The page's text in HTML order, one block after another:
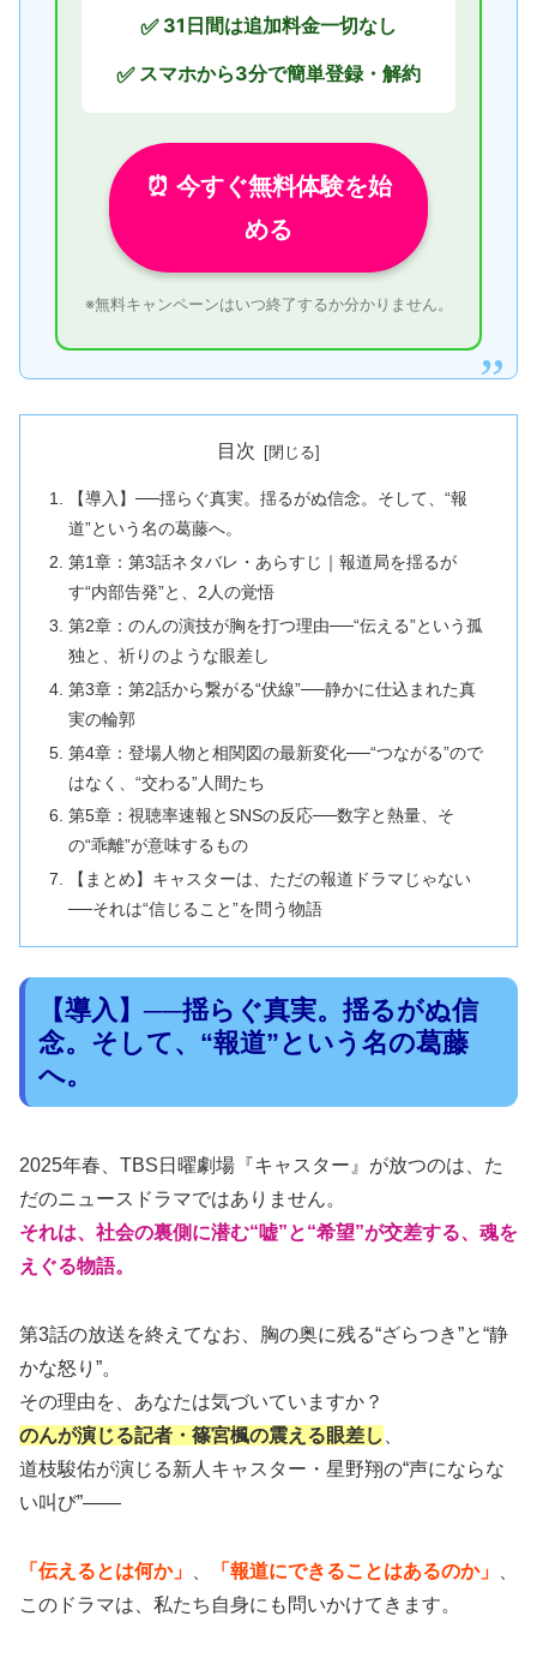
✅31日間は追加料金一切なし
✅スマホから3分で簡単登録・解約
⏰ 今すぐ無料体験を始
める
※無料キャンペーンはいつ終了するか分かりません。
目次
【導入】──揺らぐ真実。揺るがぬ信念。そして、“報
道”という名の葛藤へ。
第1章：第3話ネタバレ・あらすじ｜報道局を揺るが
す“内部告発”と、2人の覚悟
第2章：のんの演技が胸を打つ理由──“伝える”という孤
独と、祈りのような眼差し
第3章：第2話から繋がる“伏線”──静かに仕込まれた真
実の輪郭
第4章：登場人物と相関図の最新変化──“つながる”ので
はなく、“交わる”人間たち
第5章：視聴率速報とSNSの反応──数字と熱量、そ
の“乖離”が意味するもの
【まとめ】キャスターは、ただの報道ドラマじゃない
──それは“信じること”を問う物語
【導入】──揺らぐ真実。揺るがぬ信
念。そして、“報道”という名の葛藤
へ。
2025年春、TBS日曜劇場『キャスター』が放つのは、た
だのニュースドラマではありません。
それは、社会の裏側に潜む“嘘”と“希望”が交差する、魂を
えぐる物語。
第3話の放送を終えてなお、胸の奥に残る“ざらつき”と“静
かな怒り”。
その理由を、あなたは気づいていますか？
のんが演じる記者・篠宮楓の震える眼差し
道枝駿佑が演じる新人キャスター・星野翔の“声にならな
い叫び”——
「伝えるとは何か」 「報道にできることはあるのか」
このドラマは、私たち自身にも問いかけてきます。